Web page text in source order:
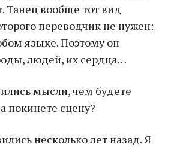
Танец вообще тот вид
переводчик не нужен:
языке. Поэтому он
людей, их сердца…
мысли, чем будете
покинете сцену?
несколько лет назад. Я